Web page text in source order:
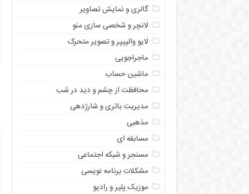
گالری و نمایش تصاویر
لانچر و شخصی سازی منو
لایو والپیپر و تصویر متحرک
ماجراجویی
ماشین حساب
محافظت از چشم و دید در شب
مدیریت باتری و شارژدهی
مذهبی
مسابقه ای
مسنجر و شبکه اجتماعی
مشکلات برنامه نویسی
موزیک پلیر و رادیو